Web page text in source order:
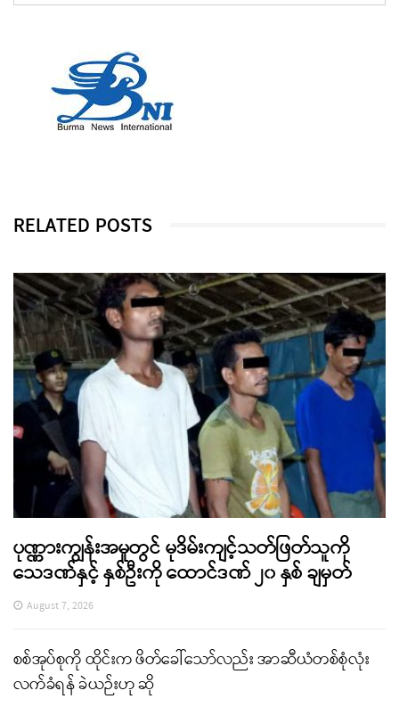
RELATED POSTS
ပုဏ္ဏားကျွန်းအမှုတွင် မုဒိမ်းကျင့်သတ်ဖြတ်သူကို
သေဒဏ်နှင့် နှစ်ဦးကို ထောင်ဒဏ် ၂၀ နှစ် ချမှတ်
August 7, 2026
စစ်အုပ်စုကို ထိုင်းက ဖိတ်ခေါ်သော်လည်း အာဆီယံတစ်စုံလုံး
လက်ခံရန် ခဲယဉ်းဟု ဆို